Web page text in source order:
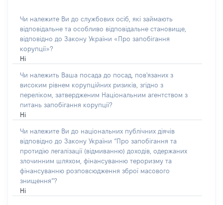
Чи належите Ви до службових осіб, які займають
відповідальне та особливо відповідальне становище,
відповідно до Закону України «Про запобігання
корупції»?
Ні
Чи належить Ваша посада до посад, пов'язаних з
високим рівнем корупційних ризиків, згідно з
переліком, затвердженим Національним агентством з
питань запобігання корупції?
Ні
Чи належите Ви до національних публічних діячів
відповідно до Закону України “Про запобігання та
протидію легалізації (відмиванню) доходів, одержаних
злочинним шляхом, фінансуванню тероризму та
фінансуванню розповсюдження зброї масового
знищення”?
Ні